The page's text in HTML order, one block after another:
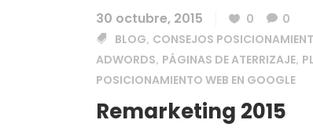
30 octubre, 2015 0
0
BLOG, CONSEJOS
ADWORDS, PÁGINAS DE ATERRIZAJE,
POSICIONAMIENTO WEB EN GOOGLE
Remarketing 2015